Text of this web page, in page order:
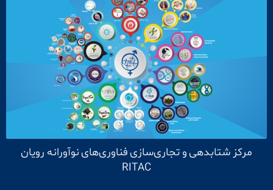
مرکز شتابدهی و تجاری‌سازی فناوری‌های نوآورانه رویان
RITAC